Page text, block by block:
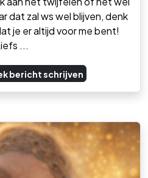
dat zal ws wel blijven, denk
je er altijd voor me bent!
...
bericht schrijven